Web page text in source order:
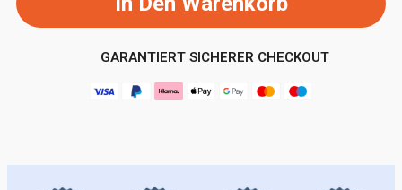
GARANTIERT SICHERER CHECKOUT